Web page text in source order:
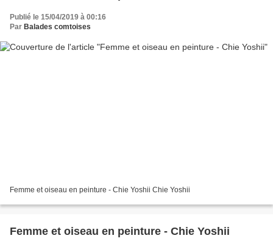
Publié le 15/04/2019 à 00:16
Par Balades comtoises
Femme et oiseau en peinture - Chie Yoshii Chie Yoshii
Femme et oiseau en peinture - Chie Yoshii